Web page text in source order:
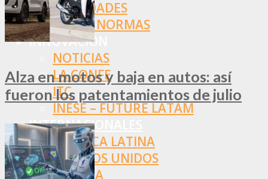
SOCIEDADES
OTRAS NORMAS
INNOVACIÓN
NOTICIAS
LA CONFE
ITC
INESE – FÜTURE LATAM
INTERNACIONALES
AMÉRICA LATINA
ESTADOS UNIDOS
EUROPA
Alza en motos y baja en autos: así
fueron los patentamientos de julio